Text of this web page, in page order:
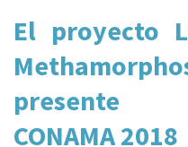
El proyecto
presente
CONAMA 2018